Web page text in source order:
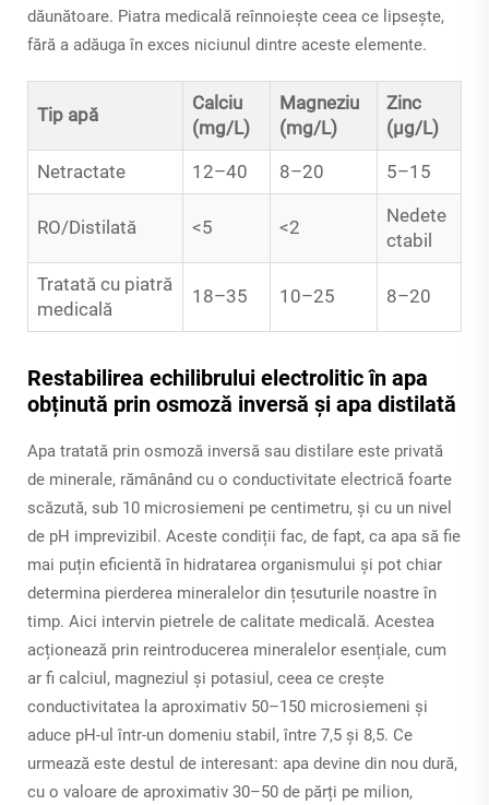
dăunătoare. Piatra medicală reînnoiește ceea ce lipsește,
fără a adăuga în exces niciunul dintre aceste elemente.
Tip apă
Calciu
(mg/L)
Magneziu
(mg/L)
Zinc
(µg/L)
Netractate
12–40 8–20 5–15
RO/Distilată <5 <2
Nedete
ctabil
Tratată cu piatră
medicală
18–35 10–25 8–20
Restabilirea echilibrului electrolitic în apa
obținută prin osmoză inversă și apa distilată
Apa tratată prin osmoză inversă sau distilare este privată
de minerale, rămânând cu o conductivitate electrică foarte
scăzută, sub 10 microsiemeni pe centimetru, și cu un nivel
de pH imprevizibil. Aceste condiții fac, de fapt, ca apa să fie
mai puțin eficientă în hidratarea organismului și pot chiar
determina pierderea mineralelor din țesuturile noastre în
timp. Aici intervin pietrele de calitate medicală. Acestea
acționează prin reintroducerea mineralelor esențiale, cum
ar fi calciul, magneziul și potasiul, ceea ce crește
conductivitatea la aproximativ 50–150 microsiemeni și
aduce pH-ul într-un domeniu stabil, între 7,5 și 8,5. Ce
urmează este destul de interesant: apa devine din nou dură,
cu o valoare de aproximativ 30–50 de părți pe milion,